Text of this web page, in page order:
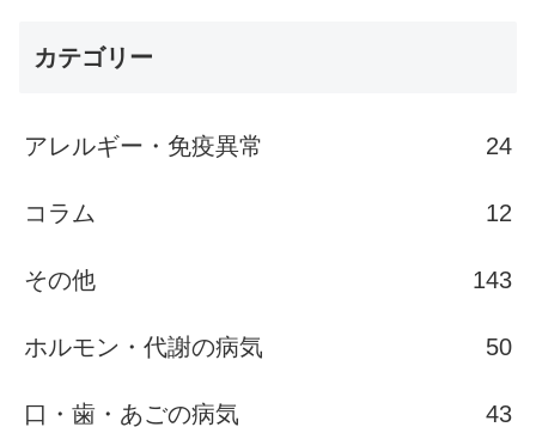
カテゴリー
アレルギー・免疫異常 24
コラム 12
その他 143
ホルモン・代謝の病気 50
口・歯・あごの病気 43